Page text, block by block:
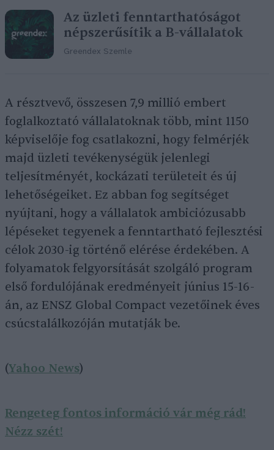
Az üzleti fenntarthatóságot
népszerűsítik a B-vállalatok
Greendex Szemle
A résztvevő, összesen 7,9 millió embert
foglalkoztató vállalatoknak több, mint 1150
képviselője fog csatlakozni, hogy felmérjék
majd üzleti tevékenységük jelenlegi
teljesítményét, kockázati területeit és új
lehetőségeiket. Ez abban fog segítséget
nyújtani, hogy a vállalatok ambiciózusabb
lépéseket tegyenek a fenntartható fejlesztési
célok 2030-ig történő elérése érdekében. A
folyamatok felgyorsítását szolgáló program
első fordulójának eredményeit június 15-16-
án, az ENSZ Global Compact vezetőinek éves
csúcstalálkozóján mutatják be.
(Yahoo News)
Rengeteg fontos információ vár még rád!
Nézz szét!